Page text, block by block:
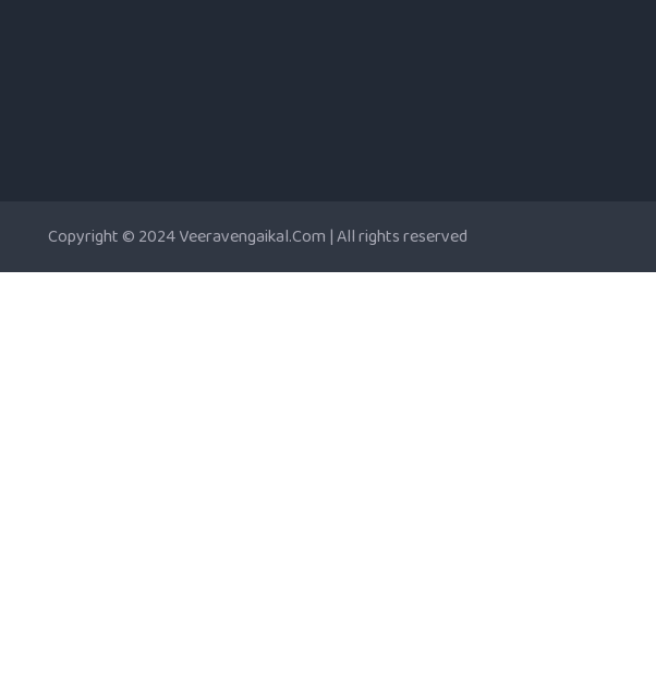
Copyright © 2024 Veeravengaikal.Com | All rights reserved